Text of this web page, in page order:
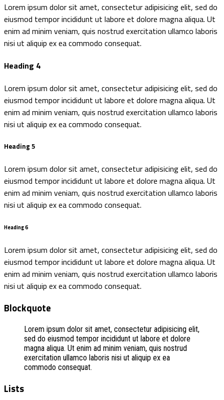
Lorem ipsum dolor sit amet, consectetur adipisicing elit, sed do
eiusmod tempor incididunt ut labore et dolore magna aliqua. Ut
enim ad minim veniam, quis nostrud exercitation ullamco laboris
nisi ut aliquip ex ea commodo consequat.
Heading 4
Lorem ipsum dolor sit amet, consectetur adipisicing elit, sed do
eiusmod tempor incididunt ut labore et dolore magna aliqua. Ut
enim ad minim veniam, quis nostrud exercitation ullamco laboris
nisi ut aliquip ex ea commodo consequat.
Heading 5
Lorem ipsum dolor sit amet, consectetur adipisicing elit, sed do
eiusmod tempor incididunt ut labore et dolore magna aliqua. Ut
enim ad minim veniam, quis nostrud exercitation ullamco laboris
nisi ut aliquip ex ea commodo consequat.
Heading 6
Lorem ipsum dolor sit amet, consectetur adipisicing elit, sed do
eiusmod tempor incididunt ut labore et dolore magna aliqua. Ut
enim ad minim veniam, quis nostrud exercitation ullamco laboris
nisi ut aliquip ex ea commodo consequat.
Blockquote
Lorem ipsum dolor sit amet, consectetur adipisicing elit,
sed do eiusmod tempor incididunt ut labore et dolore
magna aliqua. Ut enim ad minim veniam, quis nostrud
exercitation ullamco laboris nisi ut aliquip ex ea
commodo consequat.
Lists